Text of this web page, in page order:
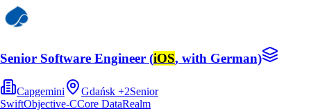
Senior Software Engineer (iOS, with German)
Capgemini Gdańsk +2Senior
SwiftObjective-CCore DataRealm